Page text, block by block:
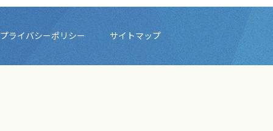
プライバシーポリシー サイトマップ